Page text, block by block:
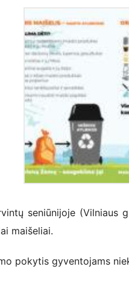
seniūnijoje (Vilniaus
maišeliai.
pokytis gyventojams